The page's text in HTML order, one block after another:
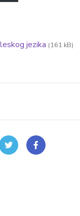
jezika (161 kB)